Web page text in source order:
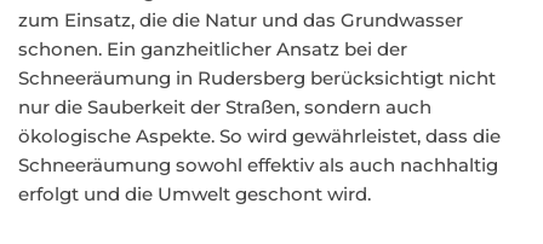
zum Einsatz, die die Natur und das Grundwasser
schonen. Ein ganzheitlicher Ansatz bei der
Schneeräumung in Rudersberg berücksichtigt nicht
nur die Sauberkeit der Straßen, sondern auch
ökologische Aspekte. So wird gewährleistet, dass die
Schneeräumung sowohl effektiv als auch nachhaltig
erfolgt und die Umwelt geschont wird.